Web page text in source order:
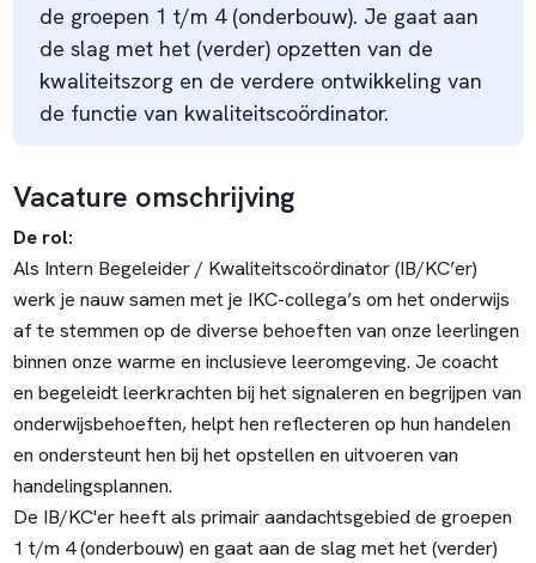
de groepen 1 t/m 4 (onderbouw). Je gaat aan
de slag met het (verder) opzetten van de
kwaliteitszorg en de verdere ontwikkeling van
de functie van kwaliteitscoördinator.
Vacature omschrijving
De rol:
Als Intern Begeleider / Kwaliteitscoördinator (IB/KC’er)
werk je nauw samen met je IKC-collega’s om het onderwijs
af te stemmen op de diverse behoeften van onze leerlingen
binnen onze warme en inclusieve leeromgeving. Je coacht
en begeleidt leerkrachten bij het signaleren en begrijpen van
onderwijsbehoeften, helpt hen reflecteren op hun handelen
en ondersteunt hen bij het opstellen en uitvoeren van
handelingsplannen.
De IB/KC'er heeft als primair aandachtsgebied de groepen
1 t/m 4 (onderbouw) en gaat aan de slag met het (verder)